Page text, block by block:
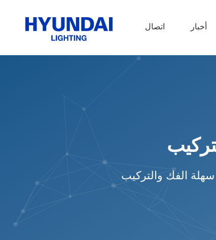
أخبار اتصال
الفك والتركيب